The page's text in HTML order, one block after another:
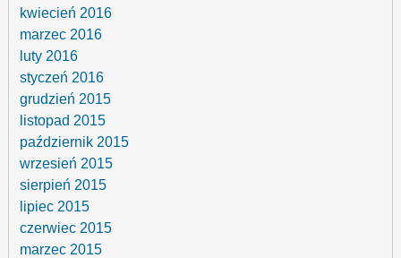
kwiecień 2016
marzec 2016
luty 2016
styczeń 2016
grudzień 2015
listopad 2015
październik 2015
wrzesień 2015
sierpień 2015
lipiec 2015
czerwiec 2015
marzec 2015